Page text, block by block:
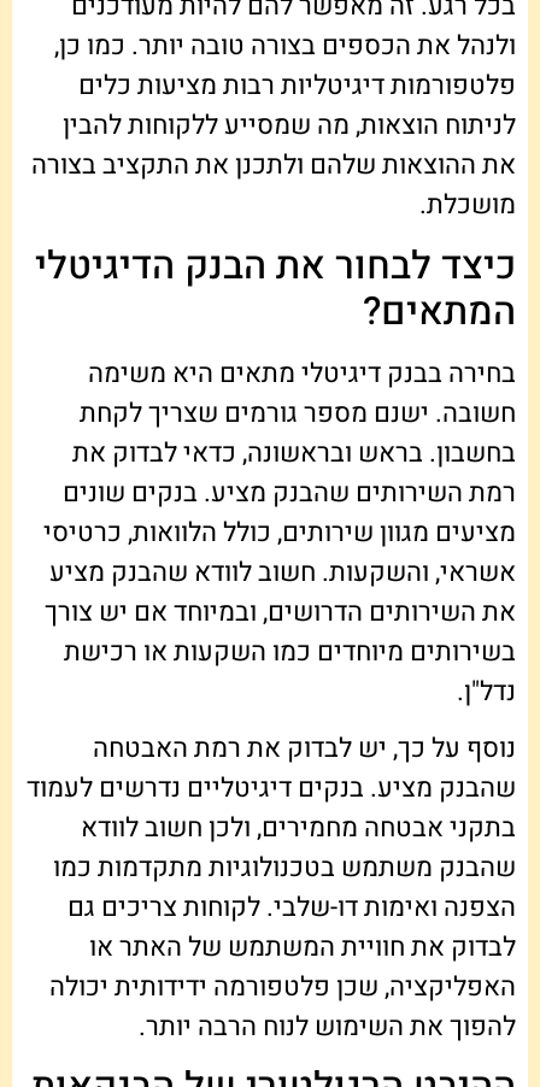
ולנהל את הכספים בצורה טובה יותר. כמו כן,
פלטפורמות דיגיטליות רבות מציעות כלים
לניתוח הוצאות, מה שמסייע ללקוחות להבין
את ההוצאות שלהם ולתכנן את התקציב בצורה
מושכלת.
כיצד לבחור את הבנק הדיגיטלי
המתאים?
בחירה בבנק דיגיטלי מתאים היא משימה
חשובה. ישנם מספר גורמים שצריך לקחת
בחשבון. בראש ובראשונה, כדאי לבדוק את
רמת השירותים שהבנק מציע. בנקים שונים
מציעים מגוון שירותים, כולל הלוואות, כרטיסי
אשראי, והשקעות. חשוב לוודא שהבנק מציע
את השירותים הדרושים, ובמיוחד אם יש צורך
בשירותים מיוחדים כמו השקעות או רכישת
נדל"ן.
נוסף על כך, יש לבדוק את רמת האבטחה
שהבנק מציע. בנקים דיגיטליים נדרשים לעמוד
בתקני אבטחה מחמירים, ולכן חשוב לוודא
שהבנק משתמש בטכנולוגיות מתקדמות כמו
הצפנה ואימות דו-שלבי. לקוחות צריכים גם
לבדוק את חוויית המשתמש של האתר או
האפליקציה, שכן פלטפורמה ידידותית יכולה
להפוך את השימוש לנוח הרבה יותר.